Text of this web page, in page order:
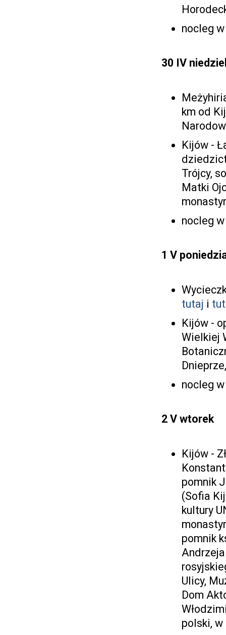
nocleg
30 IV
km od
Kijów -
Trójcy,
Matki
nocleg
1 V
tutaj i
Kijów -
Wielkiej
nocleg
2 V wtorek
Kijów -
pomnik
(Sofia
kultury
pomnik
Ulicy,
Dom
polski,